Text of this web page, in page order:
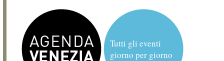
Tutti gli eventi
giorno per giorno